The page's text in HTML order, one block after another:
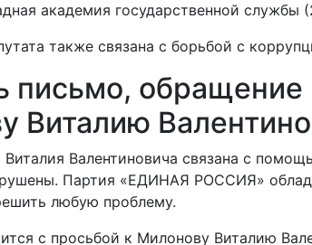
академия государственной службы
также связана с борьбой с
письмо,
Виталию
Валентиновича связана с
Партия «ЕДИНАЯ РОССИЯ»
любую проблему.
с просьбой к Милонову Виталию